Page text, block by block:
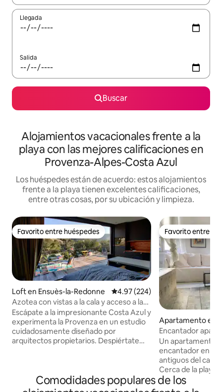
Llegada
Salida
Buscar
Alojamientos vacacionales frente a la
playa con las mejores calificaciones en
Provenza-Alpes-Costa Azul
Los huéspedes están de acuerdo: estos alojamientos
frente a la playa tienen excelentes calificaciones,
entre otras cosas, por su ubicación y limpieza.
Favorito entre huéspedes
Favorito entre huéspedes
Loft en Ensuès-la-Redonne Calificación promedio: 4.97 de
4.97 (224)
Azotea con vistas a la cala y acceso a la
playa
Escápate a la impresionante Costa Azul y
experimenta la Provenza en un estudio
cuidadosamente diseñado por
arquitectos propietarios. Despiértate
Camina hasta la playa de arena y explora
las calas con un kayak de mar de
Favorito entre
Favorito entre
Apartamento en
Encantador
en el casco
Un apartamento
encantador en
antiguos del
Cerca de la
más bonita de
cómodo y
Comodidades populares de los